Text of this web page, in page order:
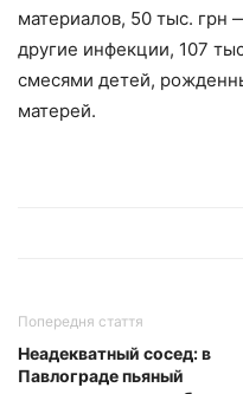
материалов, 50 тыс. грн
другие инфекции, 107
смесями детей,
матерей.
Попередня стаття
Неадекватный сосед: в
Павлограде пьяный